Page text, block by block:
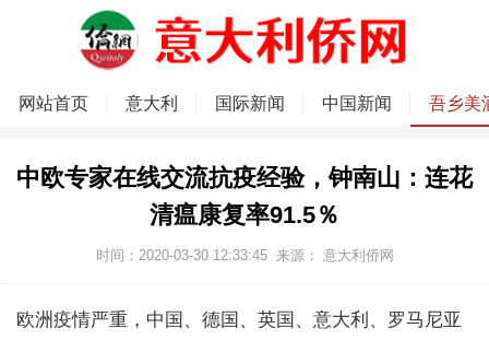
网站首页 意大利 国际新闻 中国新闻 吾乡美
中欧专家在线交流抗疫经验，钟南山：连花
清瘟康复率91.5％
时间：2020-03-30 12:33:45 来源： 意大利侨网
欧洲疫情严重，中国、德国、英国、意大利、罗马尼亚